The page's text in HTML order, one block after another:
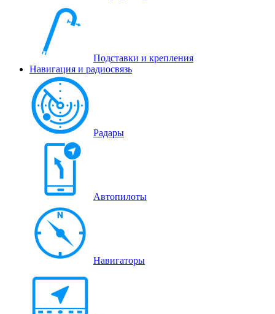
Подставки и крепления
Навигация и радиосвязь
Радары
Автопилоты
Навигаторы